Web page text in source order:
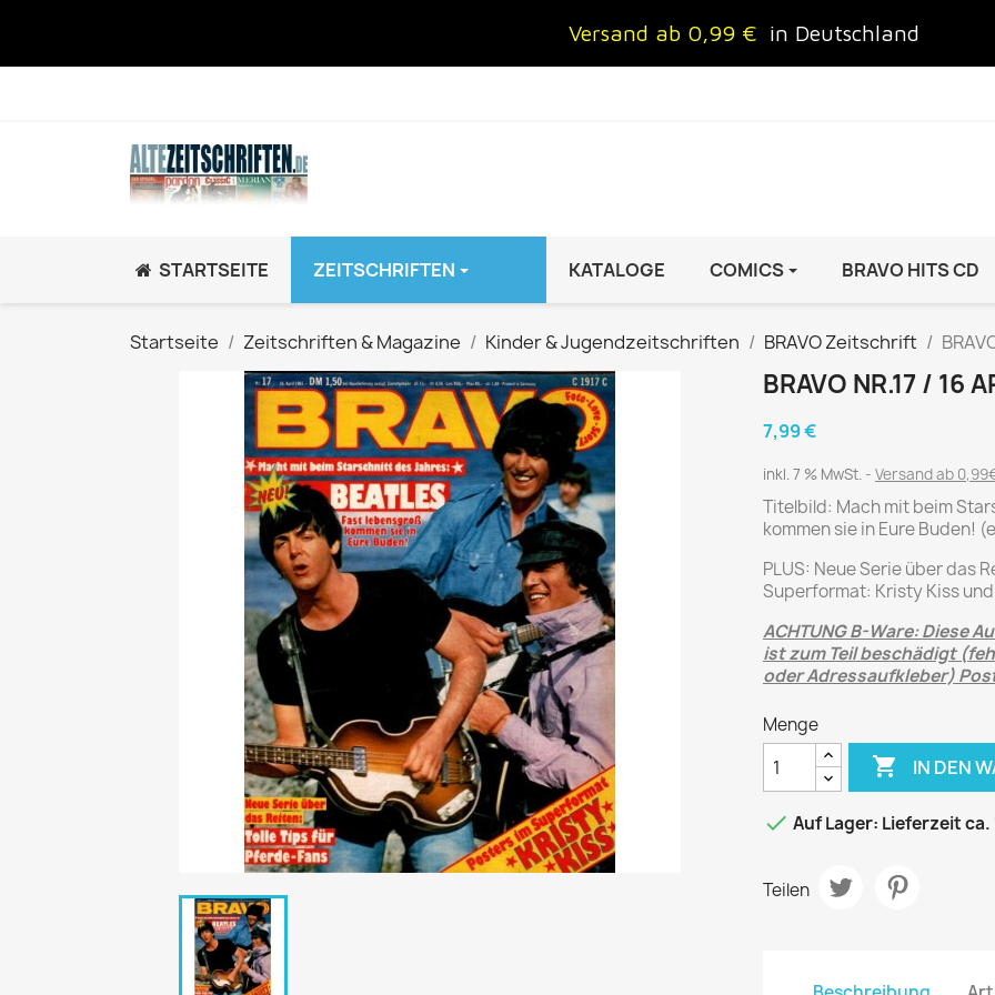
Versand ab 0,99 € in Deutschland
STARTSEITE ZEITSCHRIFTEN
JUGEND / KIND
BRAVO GiRL!
BRAVO HipHop Special
BRAVO Zeitschrift
hey!
Mädchen
POP Rocky
Yam!
FRAUEN AUTO & MOTOR
auto motor sport Archiv
Autoprospekte &
Broschüren
Die Fahrschule
Gute Fahrt
Klassik Motorrad
MO Zeitschrift
Motor Klassik
Motorrad Classic
Oldtimer Markt
Programmhefte Rennen
Rallye Racing
KATALOGE COMICS BRAVO HITS CD
Startseite Zeitschriften & Magazine Kinder & Jugendzeitschriften BRAVO Zeitschrift
BRAVO NR.17 / 16
7,99 €
inkl. 7 % MwSt. Versand ab
Titelbild: Mach mit beim
kommen sie in Eure Buden!
PLUS: Neue Serie über das
Superformat: Kristy Kiss
ACHTUNG B-Ware: Diese
ist zum Teil beschädigt
oder Adressaufkleber)
Menge
 IN DEN
 Auf Lager: Lieferzeit ca.
Teilen